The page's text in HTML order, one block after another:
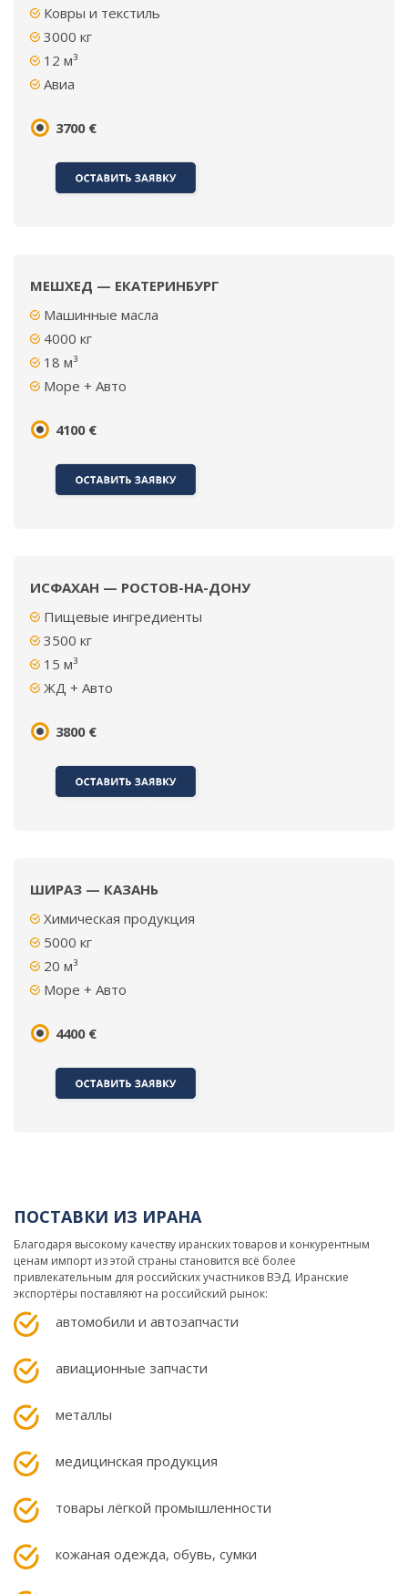
Ковры и текстиль
3000 кг
12 м³
Авиа
3700 €
МЕШХЕД — ЕКАТЕРИНБУРГ
Машинные масла
4000 кг
18 м³
Море + Авто
4100 €
ИСФАХАН — РОСТОВ-НА-ДОНУ
Пищевые ингредиенты
3500 кг
15 м³
ЖД + Авто
3800 €
ШИРАЗ — КАЗАНЬ
Химическая продукция
5000 кг
20 м³
Море + Авто
4400 €
ПОСТАВКИ ИЗ ИРАНА
Благодаря высокому качеству иранских товаров и конкурентным
ценам импорт из этой страны становится всё более
привлекательным для российских участников ВЭД. Иранские
экспортёры поставляют на российский рынок:
автомобили и автозапчасти
авиационные запчасти
металлы
медицинская продукция
товары лёгкой промышленности
кожаная одежда, обувь, сумки